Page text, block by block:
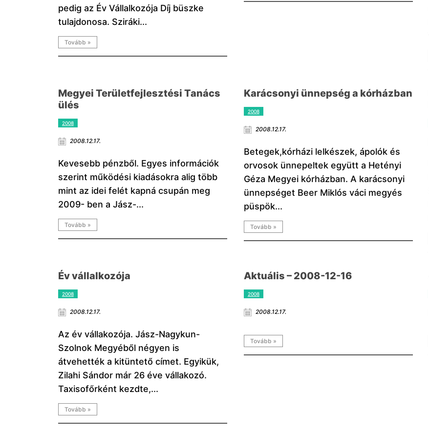
pedig az Év Vállalkozója Díj büszke
tulajdonosa. Sziráki...
Tovább »
Megyei Területfejlesztési Tanács
ülés
2008
2008.12.17.
Kevesebb pénzből. Egyes információk
szerint működési kiadásokra alig több
mint az idei felét kapná csupán meg
2009- ben a Jász-...
Tovább »
Karácsonyi ünnepség a kórházban
2008
2008.12.17.
Betegek,kórházi lelkészek, ápolók és
orvosok ünnepeltek együtt a Hetényi
Géza Megyei kórházban. A karácsonyi
ünnepséget Beer Miklós váci megyés
püspök...
Tovább »
Év vállalkozója
2008
2008.12.17.
Az év vállakozója. Jász-Nagykun-
Szolnok Megyéből négyen is
átvehették a kitüntető címet. Egyikük,
Zilahi Sándor már 26 éve vállakozó.
Taxisofőrként kezdte,...
Tovább »
Aktuális – 2008-12-16
2008
2008.12.17.
Tovább »